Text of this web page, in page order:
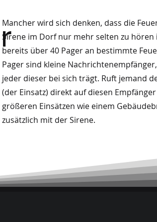
Mancher wird sich denken, dass die
Sirene im Dorf nur mehr selten zu hören
bereits über 40 Pager an bestimmte
Pager sind kleine
jeder dieser bei sich trägt. Ruft jemand
(der Einsatz) direkt auf diesen
größeren Einsätzen wie einem
zusätzlich mit der Sirene.